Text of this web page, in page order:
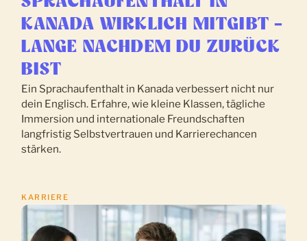
KANADA WIRKLICH MITGIBT –
LANGE NACHDEM DU ZURÜCK
BIST
Ein Sprachaufenthalt in Kanada verbessert nicht nur
dein Englisch. Erfahre, wie kleine Klassen, tägliche
Immersion und internationale Freundschaften
langfristig Selbstvertrauen und Karrierechancen
stärken.
KARRIERE